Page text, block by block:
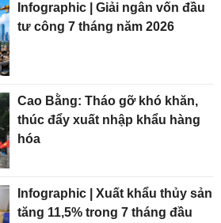
Infographic | Giải ngân vốn đầu
tư công 7 tháng năm 2026
Cao Bằng: Tháo gỡ khó khăn,
thúc đẩy xuất nhập khẩu hàng
hóa
Infographic | Xuất khẩu thủy sản
tăng 11,5% trong 7 tháng đầu